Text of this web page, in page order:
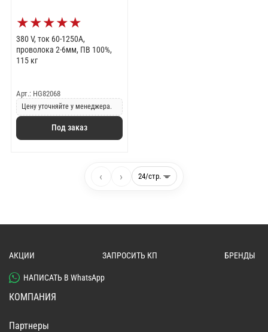
★★★★★
380 V, ток 60-1250A,
проволока 2-6мм, ПВ 100%,
115 кг
Арт.: HG82068
Цену уточняйте у менеджера.
Под заказ
‹ ›
АКЦИИ ЗАПРОСИТЬ КП БРЕНДЫ
НАПИСАТЬ В WhatsApp
КОМПАНИЯ
Партнеры